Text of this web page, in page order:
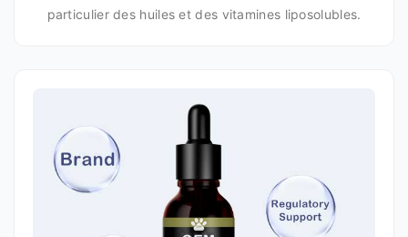
particulier des huiles et des vitamines liposolubles.